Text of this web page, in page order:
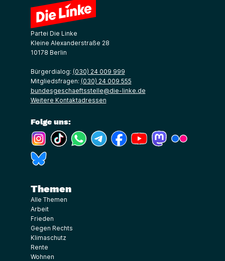
Partei Die Linke
Kleine Alexanderstraße 28
10178 Berlin
Bürgerdialog: (030) 24 009 999
Mitgliedsfragen: (030) 24 009 555
bundesgeschaeftsstelle@die-linke.de
Weitere Kontaktadressen
Folge uns:
(Link öffnet ein neues Fenster)
(Link öffnet ein neues Fenster)
(Link öffnet ein neues Fenster)
(Link öffnet ein neues Fenster)
(Link öffnet ein neues Fenster)
(Link öffnet ein neues
(Link öffnet ein
Themen
Alle Themen
Arbeit
Frieden
Gegen Rechts
Klimaschutz
Rente
Wohnen